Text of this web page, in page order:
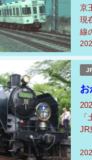
京
現
線
線
お
JR